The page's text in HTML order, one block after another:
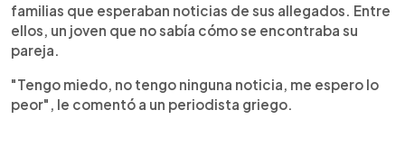
familias que esperaban noticias de sus allegados. Entre
ellos, un joven que no sabía cómo se encontraba su
pareja.
"Tengo miedo, no tengo ninguna noticia, me espero lo
peor", le comentó a un periodista griego.